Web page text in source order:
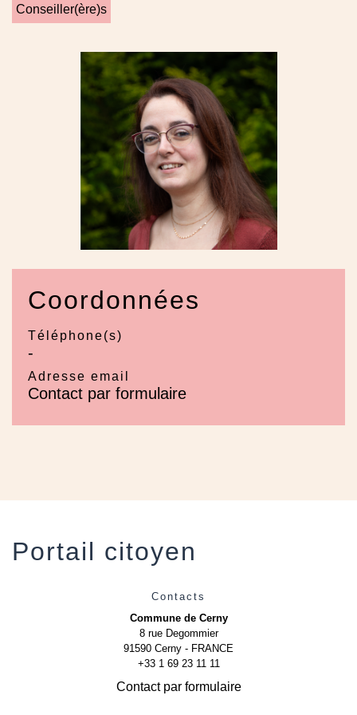
Conseiller(ère)s
Coordonnées
Téléphone(s)
-
Adresse email
Contact par formulaire
Portail citoyen
Contacts
Commune de Cerny
8 rue Degommier
91590 Cerny - FRANCE
+33 1 69 23 11 11
Contact par formulaire